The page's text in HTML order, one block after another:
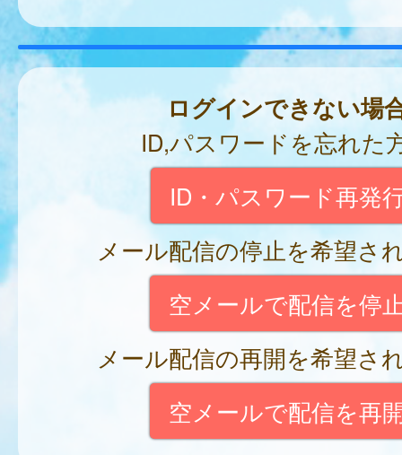
ログインできない場
ID,パスワードを忘れた
ID・パスワード再発
メール配信の停止を希望さ
空メールで配信を停
メール配信の再開を希望さ
空メールで配信を再